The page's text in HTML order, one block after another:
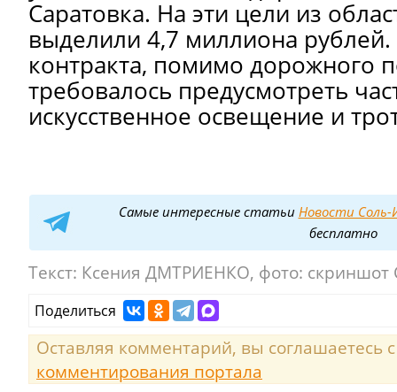
Саратовка. На эти цели из
выделили 4,7 миллиона
контракта, помимо дорожного
требовалось предусмотреть
искусственное освещение и
Самые интересные статьи Новости Соль-
бесплатно
Текст: Ксения ДМТРИЕНКО, фото:
Поделиться
Оставляя комментарий, вы соглашаетесь
комментирования портала